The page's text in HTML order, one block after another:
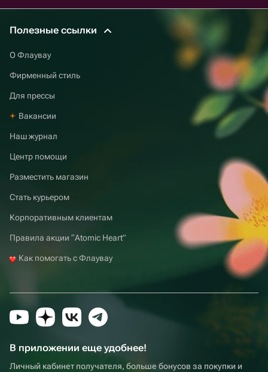
Полезные ссылки
О Флаувау
Фирменный стиль
Для прессы
Вакансии
Наш журнал
Центр помощи
Разместить магазин
Стать курьером
Корпоративным клиентам
Правила акции “Atomic Heart”
Как помогать с Флаувау
В приложении еще удобнее!
Личный кабинет получателя, больше бонусов за покупки и